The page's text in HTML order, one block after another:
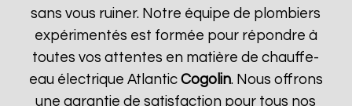
sans vous ruiner. Notre équipe de plombiers
expérimentés est formée pour répondre à
toutes vos attentes en matière de chauffe-
eau électrique Atlantic Cogolin. Nous offrons
une garantie de satisfaction pour tous nos